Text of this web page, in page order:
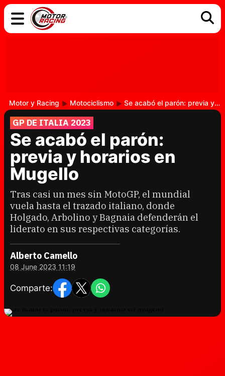
Motor y Racing Motociclismo Se acabó el parón: previa y horarios en Mugello
GP DE ITALIA 2023
Se acabó el parón:
previa y horarios en
Mugello
Tras casi un mes sin MotoGP, el mundial
vuela hasta el trazado italiano, donde
Holgado, Arbolino y Bagnaia defenderán el
liderato en sus respectivas categorías.
Alberto Camello
08 June 2023 11:19
Comparte: